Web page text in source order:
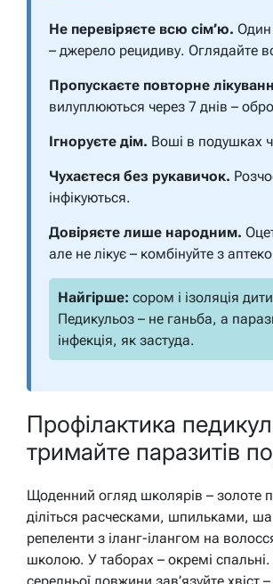
Не перевіряєте всю сім’ю.
– джерело рецидиву. Оглядайте
Пропускаєте повторне
вилуплюються через 7 днів –
Ігноруєте дім. Воші в подушках
Чухаєтеся без рукавичок.
інфікуються.
Довіряєте лише народним.
але не лікує – комбінуйте з
Найгірше: сором і ізоляція
Педикульоз – не ганьба, а
інфекція, як застуда.
Профілактика
тримайте паразитів
Щоденний огляд школярів – золоте
діліться расческами, шпильками,
репеленти з іланг-ілангом на
школою. У таборах – окремі